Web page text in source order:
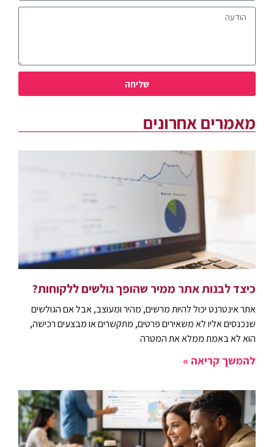
שליחה
מאמרים אחרונים
כיצד לבנות אתר ממיר שהופך גולשים ללקוחות?
אתר אינטרנט יכול להיות מרשים, מהיר ומעוצב, אבל אם הגולשים
שנכנסים אליו לא משאירים פרטים, מתקשרים או מבצעים רכישה,
הוא לא באמת ממלא את המטרה
להמשך קריאה »